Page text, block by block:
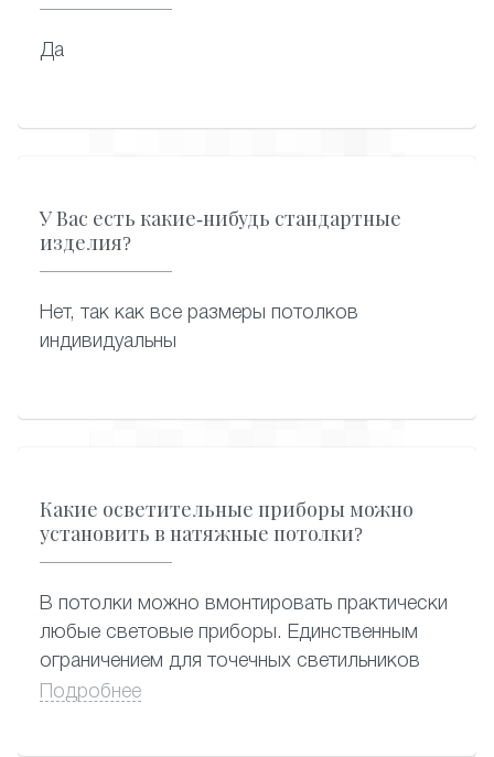
Да
У Вас есть какие-нибудь стандартные
изделия?
Нет, так как все размеры потолков
индивидуальны
Какие осветительные приборы можно
установить в натяжные потолки?
В потолки можно вмонтировать практически
любые световые приборы. Единственным
ограничением для точечных светильников
является их мощность (нагрев). Во избежание
Подробнее